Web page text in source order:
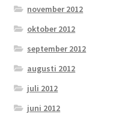
november 2012
oktober 2012
september 2012
augusti 2012
juli 2012
juni 2012